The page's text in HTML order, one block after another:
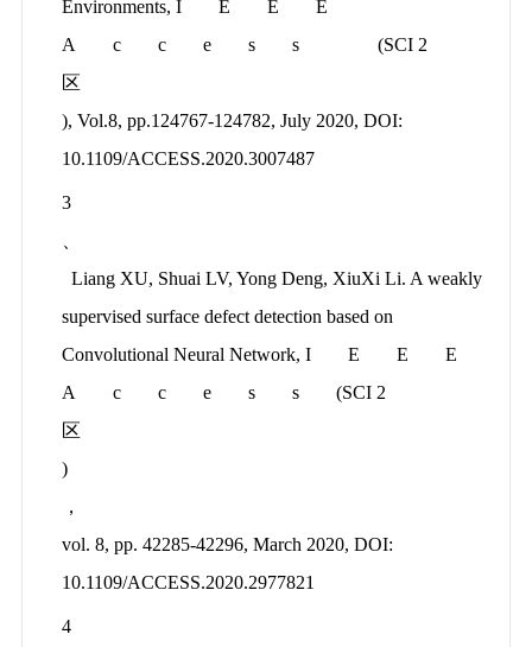
Environments, IEEE
Access(SCI 2
区
), Vol.8, pp.124767-124782, July 2020, DOI:
10.1109/ACCESS.2020.3007487
3
、
Liang XU, Shuai LV, Yong Deng, XiuXi Li. A weakly
supervised surface defect detection based on
Convolutional Neural Network, IEEE
Access(SCI 2
区
)
，
vol. 8, pp. 42285-42296, March 2020, DOI:
10.1109/ACCESS.2020.2977821
4